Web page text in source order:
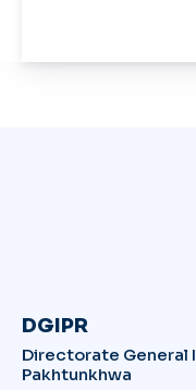
DGIPR
Directorate General
Pakhtunkhwa